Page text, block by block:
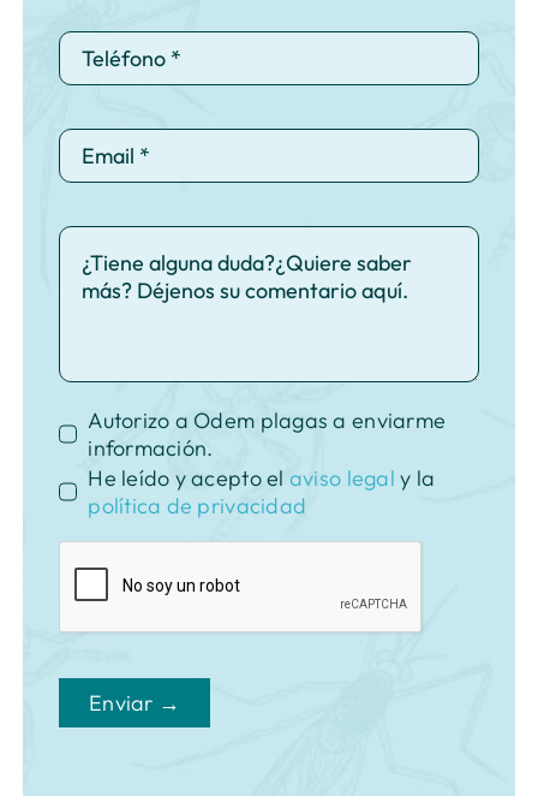
Autorizo a Odem plagas a enviarme
información.
He leído y acepto el aviso legal y la
política de privacidad
Enviar →